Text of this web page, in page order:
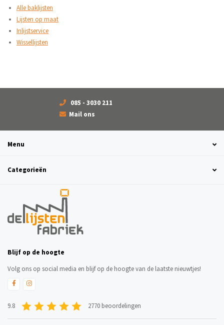
Alle baklijsten
Lijsten op maat
Inlijstservice
Wissellijsten
085 - 3030 211
Mail ons
Menu
Categorieën
Blijf op de hoogte
Volg ons op social media en blijf op de hoogte van de laatste nieuwtjes!
9.8 2770 beoordelingen